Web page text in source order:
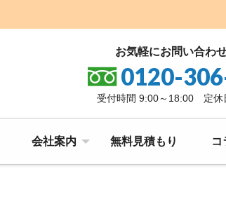
お気軽にお問い合わ
0120-
受付時間 9:00～18:00 定休
会社案内 無料見積もり コ